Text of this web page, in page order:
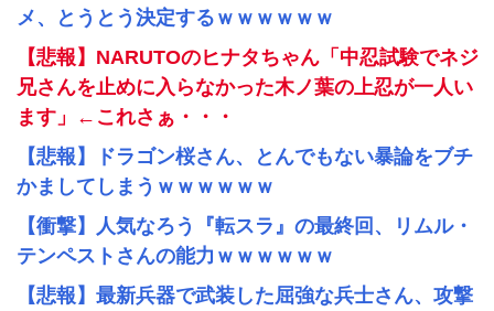
メ、とうとう決定するｗｗｗｗｗｗ
【悲報】NARUTOのヒナタちゃん「中忍試験でネジ
兄さんを止めに入らなかった木ノ葉の上忍が一人い
ます」←これさぁ・・・
【悲報】ドラゴン桜さん、とんでもない暴論をブチ
かましてしまうｗｗｗｗｗｗ
【衝撃】人気なろう『転スラ』の最終回、リムル・
テンペストさんの能力ｗｗｗｗｗｗ
【悲報】最新兵器で武装した屈強な兵士さん、攻撃